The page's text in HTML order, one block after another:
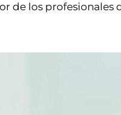
de los profesionales